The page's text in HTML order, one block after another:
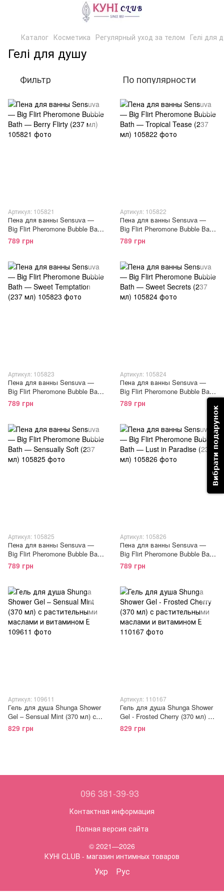
Каталог Косметика Регулярный уход за телом Гелі для
Гелі для душу
Фильтр По популярности
Артикул: 105821
Пена для ванны Sensuva —
Big Flirt Pheromone Bubble Bath
— Berry Flirty (237 мл)
789 грн
Артикул: 105822
Пена для ванны Sensuva —
Big Flirt Pheromone Bubble Bath
— Tropical Tease (237 мл)
789 грн
Артикул: 105823
Пена для ванны Sensuva —
Big Flirt Pheromone Bubble Bath
— Sweet Temptation (237 мл)
789 грн
Артикул: 105824
Пена для ванны Sensuva —
Big Flirt Pheromone Bubble Bath
— Sweet Secrets (237 мл)
789 грн
Артикул: 105825
Пена для ванны Sensuva —
Big Flirt Pheromone Bubble Bath
— Sensually Soft (237 мл)
789 грн
Артикул: 105826
Пена для ванны Sensuva —
Big Flirt Pheromone Bubble Bath
— Lust in Paradise (237 мл)
789 грн
Артикул: 109611
Гель для душа Shunga Shower
Gel – Sensual Mint (370 мл) с
растительными маслами и
витамином Е
829 грн
Артикул: 110167
Гель для душа Shunga Shower
Gel - Frosted Cherry (370 мл) с
растительными маслами и
витамином Е
829 грн
096 381-39-93
Контактная информация
Полная версия сайта
© 2021—2026
КУНІ CLUB - магазин интимных товаров
Укр Рус
Вибрати подарунок